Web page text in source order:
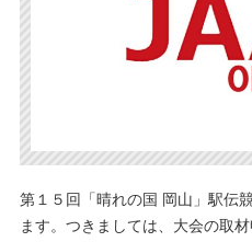
第１５回「晴れの国 岡山」駅伝
ます。つきましては、大会の取